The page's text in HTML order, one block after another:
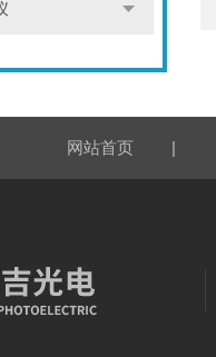
网站首页 |